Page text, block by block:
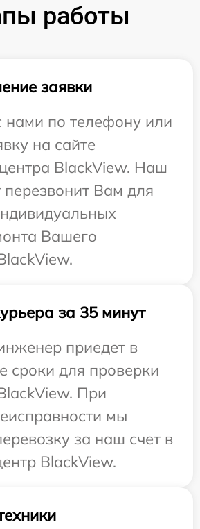
работы
заявки
нами по телефону или
на сайте
BlackView. Наш
перезвонит Вам для
Вашего
за 35 минут
приедет в
сроки для проверки
При
мы
за наш счет в
BlackView.